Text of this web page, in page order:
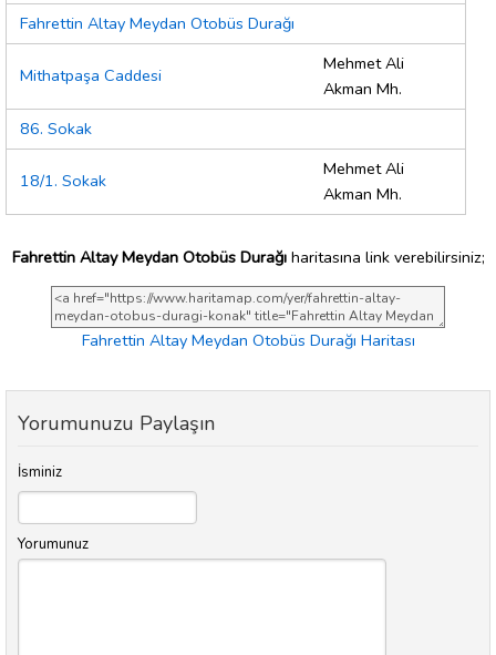
Fahrettin Altay Meydan Otobüs Durağı
Mithatpaşa Caddesi
Mehmet Ali
Akman Mh.
86. Sokak
18/1. Sokak
Mehmet Ali
Akman Mh.
Fahrettin Altay Meydan Otobüs Durağıharitasına link verebilirsiniz;
Fahrettin Altay Meydan Otobüs Durağı Haritası
Yorumunuzu Paylaşın
İsminiz
Yorumunuz